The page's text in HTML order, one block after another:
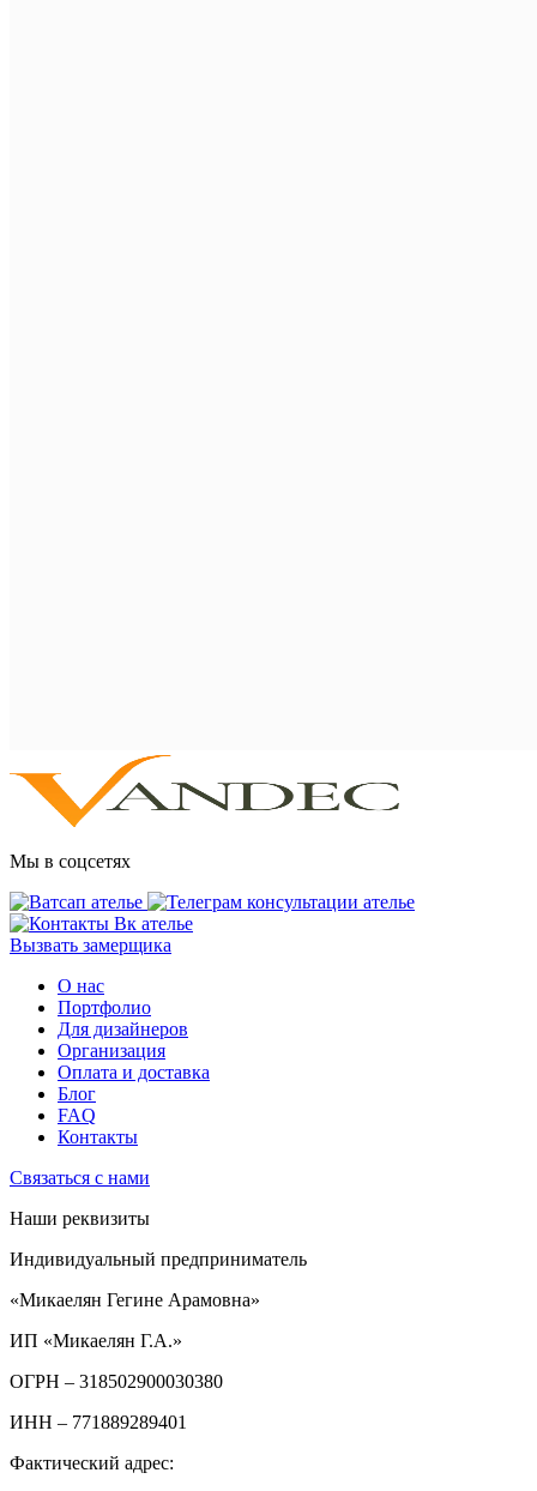
Мы в соцсетях
Вызвать замерщика
О нас
Портфолио
Для дизайнеров
Организация
Оплата и доставка
Блог
FAQ
Контакты
Связаться с нами
Наши реквизиты
Индивидуальный предприниматель
«Микаелян Гегине Арамовна»
ИП «Микаелян Г.А.»
ОГРН – 318502900030380
ИНН – 771889289401
Фактический адрес: